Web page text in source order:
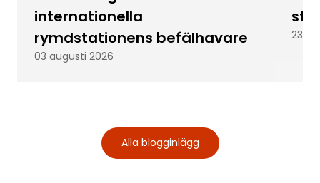
internationella
rymdstationens befälhavare
03 augusti 2026
23
Alla blogginlägg